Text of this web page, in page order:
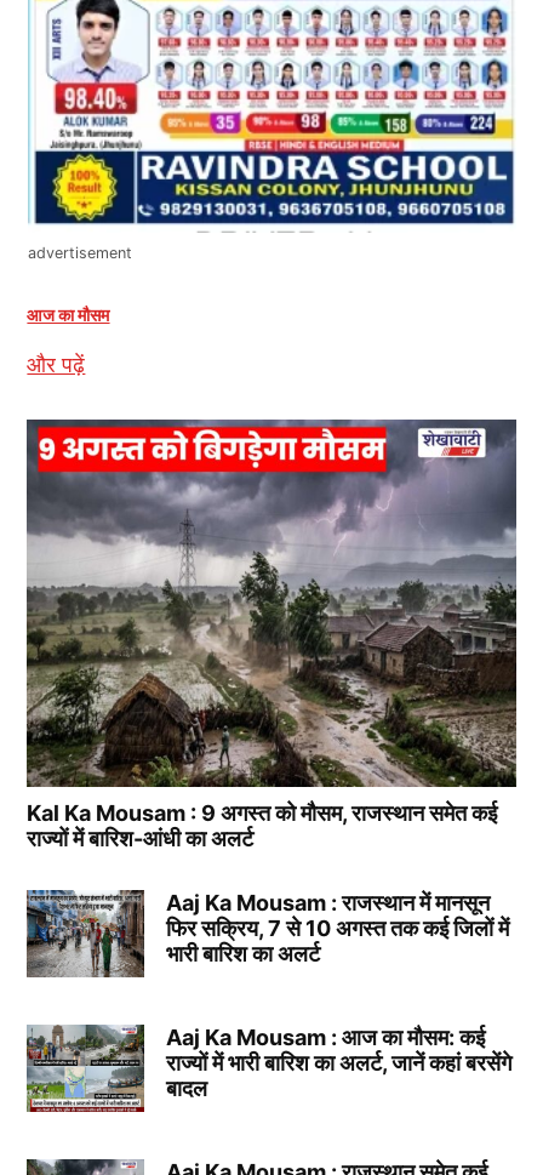
advertisement
आज का मौसम
और पढ़ें
Kal Ka Mousam : 9 अगस्त को मौसम, राजस्थान समेत कई
राज्यों में बारिश-आंधी का अलर्ट
Aaj Ka Mousam : राजस्थान में मानसून
फिर सक्रिय, 7 से 10 अगस्त तक कई जिलों में
भारी बारिश का अलर्ट
Aaj Ka Mousam : आज का मौसम: कई
राज्यों में भारी बारिश का अलर्ट, जानें कहां बरसेंगे
बादल